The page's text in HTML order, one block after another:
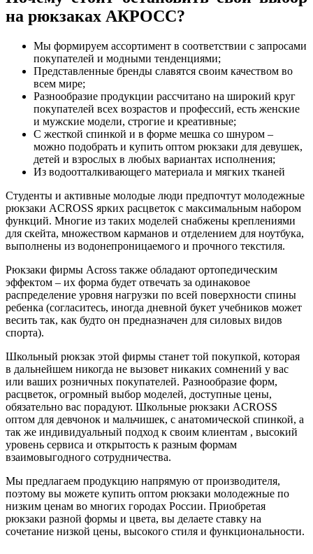
на рюкзаках АКРОСС?
Мы формируем ассортимент в соответствии с запросами
покупателей и модными тенденциями;
Представленные бренды славятся своим качеством во
всем мире;
Разнообразие продукции рассчитано на широкий круг
покупателей всех возрастов и профессий, есть женские
и мужские модели, строгие и креативные;
С жесткой спинкой и в форме мешка со шнуром –
можно подобрать и купить оптом рюкзаки для девушек,
детей и взрослых в любых вариантах исполнения;
Из водоотталкивающего материала и мягких тканей
Студенты и активные молодые люди предпочтут молодежные
рюкзаки ACROSS ярких расцветок с максимальным набором
функций. Многие из таких моделей снабжены креплениями
для скейта, множеством карманов и отделением для ноутбука,
выполнены из водонепроницаемого и прочного текстиля.
Рюкзаки фирмы Across также обладают ортопедическим
эффектом – их форма будет отвечать за одинаковое
распределение уровня нагрузки по всей поверхности спины
ребенка (согласитесь, иногда дневной букет учебников может
весить так, как будто он предназначен для силовых видов
спорта).
Школьный рюкзак этой фирмы станет той покупкой, которая
в дальнейшем никогда не вызовет никаких сомнений у вас
или ваших розничных покупателей. Разнообразие форм,
расцветок, огромный выбор моделей, доступные цены,
обязательно вас порадуют. Школьные рюкзаки ACROSS
оптом для девчонок и мальчишек, с анатомической спинкой, а
так же индивидуальный подход к своим клиентам , высокий
уровень сервиса и открытость к разным формам
взаимовыгодного сотрудничества.
Мы предлагаем продукцию напрямую от производителя,
поэтому вы можете купить оптом рюкзаки молодежные по
низким ценам во многих городах России. Приобретая
рюкзаки разной формы и цвета, вы делаете ставку на
сочетание низкой цены, высокого стиля и функциональности.